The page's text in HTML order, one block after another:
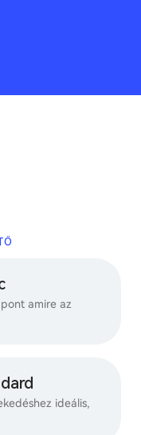
amire az
ideális,